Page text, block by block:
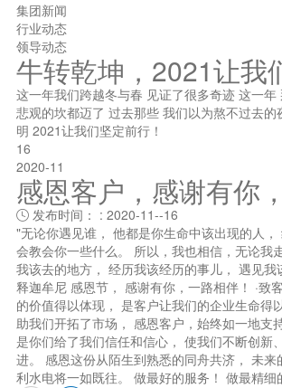
集团新闻
行业动态
领导动态
牛转乾坤，2021让我
这一年我们跨越冬与春 见证了很多奇迹 这一年
悲观的坎都迈了 过去那些 我们以为熬不过去的
明 2021让我们坚定前行！
16
2020-11
感恩客户，感谢有你
发布时间： : 2020-11--16
"无论你遇见谁， 他都是你生命中该出现的人
会教会你一些什么。 所以，我也相信，无论我
我该去的地方， 经历我该经历的事儿， 遇见
释迦牟尼 感恩节， 感谢有你，一路相伴！ ·致
的价值得以体现， 是客户让我们的企业生命得
助我们开拓了市场， 感恩客户，始终如一地支
是你们给了我们信任和信心， 使我们不断创新
进。 感恩这份从陌生到熟悉的同舟共济， 未来
利水电将一如既往。 做最好的服务！ 做最精细